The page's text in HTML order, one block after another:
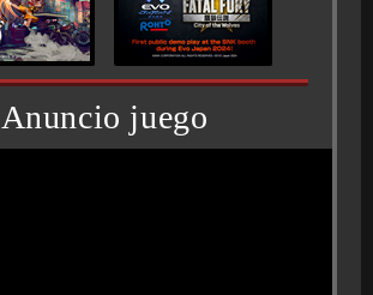
Anuncio juego